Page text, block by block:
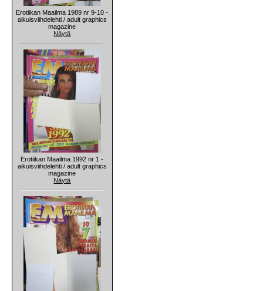
Erotiikan Maailma 1989 nr 9-10 -
aikuisviihdelehti / adult graphics
magazine
Näytä
Erotiikan Maailma 1992 nr 1 -
aikuisviihdelehti / adult graphics
magazine
Näytä